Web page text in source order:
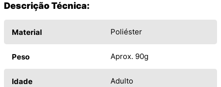
Descrição Técnica:
Material Poliéster
Peso Aprox. 90g
Idade Adulto